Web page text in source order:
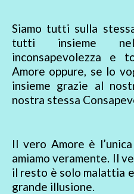
Siamo tutti sulla
tutti insieme
inconsapevolezza e
Amore oppure, se lo
insieme grazie al
nostra stessa
Il vero Amore è
amiamo veramente. Il
il resto è solo malattia
grande illusione.